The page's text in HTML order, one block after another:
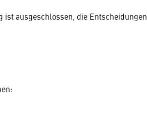
ausgeschlossen, die Entscheidungen